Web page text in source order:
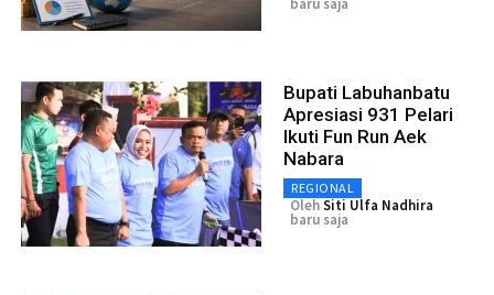
Bupati Labuhanbatu
Apresiasi 931 Pelari
Ikuti Fun Run Aek
Nabara
REGIONAL
OlehSiti Ulfa Nadhira
baru saja